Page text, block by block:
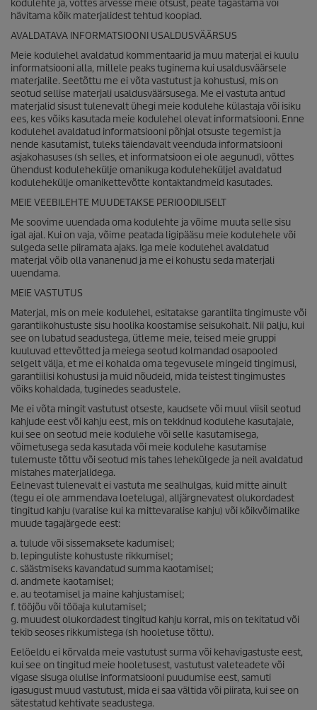
kodulehte ja, võttes arvesse meie otsust, peate tagastama või
hävitama kõik materjalidest tehtud koopiad.
AVALDATAVA INFORMATSIOONI USALDUSVÄÄRSUS
Meie kodulehel avaldatud kommentaarid ja muu materjal ei kuulu
informatsiooni alla, millele peaks tuginema kui usaldusväärsele
materjalile. Seetõttu me ei võta vastutust ja kohustusi, mis on
seotud sellise materjali usaldusväärsusega. Me ei vastuta antud
materjalid sisust tulenevalt ühegi meie kodulehe külastaja või isiku
ees, kes võiks kasutada meie kodulehel olevat informatsiooni. Enne
kodulehel avaldatud informatsiooni põhjal otsuste tegemist ja
nende kasutamist, tuleks täiendavalt veenduda informatsiooni
asjakohasuses (sh selles, et informatsioon ei ole aegunud), võttes
ühendust kodulehekülje omanikuga koduleheküljel avaldatud
kodulehekülje omanikettevõtte kontaktandmeid kasutades.
MEIE VEEBILEHTE MUUDETAKSE PERIOODILISELT
Me soovime uuendada oma kodulehte ja võime muuta selle sisu
igal ajal. Kui on vaja, võime peatada ligipääsu meie kodulehele või
sulgeda selle piiramata ajaks. Iga meie kodulehel avaldatud
materjal võib olla vananenud ja me ei kohustu seda materjali
uuendama.
MEIE VASTUTUS
Materjal, mis on meie kodulehel, esitatakse garantiita tingimuste või
garantiikohustuste sisu hoolika koostamise seisukohalt. Nii palju, kui
see on lubatud seadustega, ütleme meie, teised meie gruppi
kuuluvad ettevõtted ja meiega seotud kolmandad osapooled
selgelt välja, et me ei kohalda oma tegevusele mingeid tingimusi,
garantiilisi kohustusi ja muid nõudeid, mida teistest tingimustes
võiks kohaldada, tuginedes seadustele.
Me ei võta mingit vastutust otseste, kaudsete või muul viisil seotud
kahjude eest või kahju eest, mis on tekkinud kodulehe kasutajale,
kui see on seotud meie kodulehe või selle kasutamisega,
võimetusega seda kasutada või meie kodulehe kasutamise
tulemuste tõttu või seotud mis tahes lehekülgede ja neil avaldatud
mistahes materjalidega.
Eelnevast tulenevalt ei vastuta me sealhulgas, kuid mitte ainult
(tegu ei ole ammendava loeteluga), alljärgnevatest olukordadest
tingitud kahju (varalise kui ka mittevaralise kahju) või kõikvõimalike
muude tagajärgede eest:
a. tulude või sissemaksete kadumisel;
b. lepinguliste kohustuste rikkumisel;
c. säästmiseks kavandatud summa kaotamisel;
d. andmete kaotamisel;
e. au teotamisel ja maine kahjustamisel;
f. tööjõu või tööaja kulutamisel;
g. muudest olukordadest tingitud kahju korral, mis on tekitatud või
tekib seoses rikkumistega (sh hooletuse tõttu).
Eelöeldu ei kõrvalda meie vastutust surma või kehavigastuste eest,
kui see on tingitud meie hooletusest, vastutust valeteadete või
vigase sisuga olulise informatsiooni puudumise eest, samuti
igasugust muud vastutust, mida ei saa vältida või piirata, kui see on
sätestatud kehtivate seadustega.